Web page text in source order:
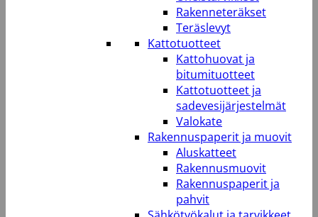
Rakenneteräkset
Teräslevyt
Kattotuotteet
Kattohuovat ja
bitumituotteet
Kattotuotteet ja
sadevesijärjestelmät
Valokate
Rakennuspaperit ja muovit
Aluskatteet
Rakennusmuovit
Rakennuspaperit ja
pahvit